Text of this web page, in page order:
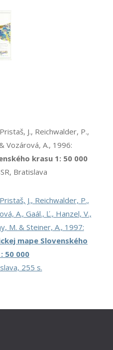
J., Reichwalder, P.,
Vozárová, A., 1996:
krasu 1: 50 000
Bratislava
J., Reichwalder, P.,
A., Gaál., Ľ., Hanzel, V.,
M. & Steiner, A., 1997:
mape Slovenského
50 000
255 s.